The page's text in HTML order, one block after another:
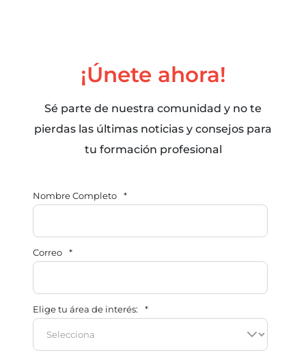
¡Únete ahora!
Sé parte de nuestra comunidad y no te
pierdas las últimas noticias y consejos para
tu formación profesional
Nombre Completo *
Correo *
Elige tu área de interés: *